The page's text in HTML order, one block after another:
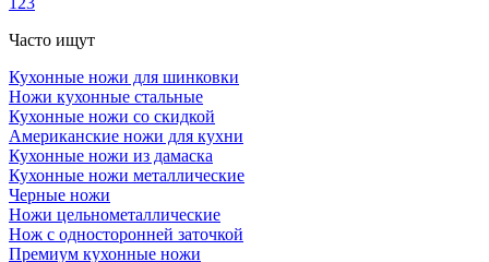
Часто ищут
Кухонные ножи для шинковки
Ножи кухонные стальные
Кухонные ножи со скидкой
Американские ножи для кухни
Кухонные ножи из дамаска
Кухонные ножи металлические
Черные ножи
Ножи цельнометаллические
Нож с односторонней заточкой
Премиум кухонные ножи